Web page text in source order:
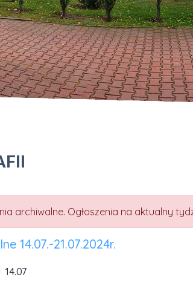
archiwalne. Ogłoszenia na aktualny
14.07.-21.07.2024r.
14.07